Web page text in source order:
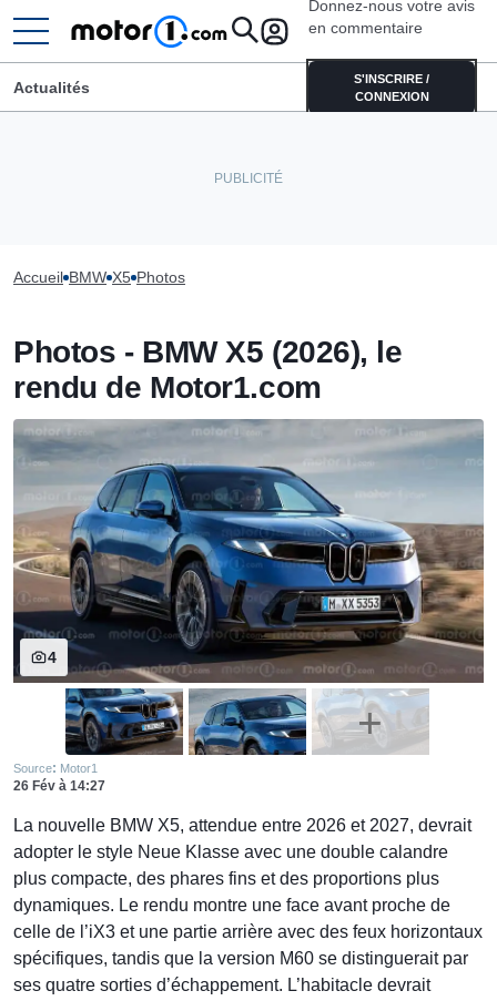
Donnez-nous votre avis
en commentaire
S'INSCRIRE /
CONNEXION
Actualités
Accueil BMW X5 Photos
Photos - BMW X5 (2026), le
rendu de Motor1.com
4
Source: Motor1
26 Fév à 14:27
La nouvelle BMW X5, attendue entre 2026 et 2027, devrait
adopter le style Neue Klasse avec une double calandre
plus compacte, des phares fins et des proportions plus
dynamiques. Le rendu montre une face avant proche de
celle de l’iX3 et une partie arrière avec des feux horizontaux
spécifiques, tandis que la version M60 se distinguerait par
ses quatre sorties d’échappement. L’habitacle devrait